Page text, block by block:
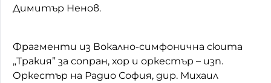
Димитър Ненов.
Фрагменти из Вокално-симфонична сюита
„Тракия” за сопран, хор и оркестър – изп.
Оркестър на Радио София, дир. Михаил